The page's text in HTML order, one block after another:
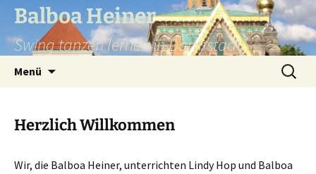
Balboa Heiner
Swing tanzen lernen in Darmstadt!
Menü
Suchen
nach:
Herzlich Willkommen
Wir, die Balboa Heiner, unterrichten Lindy Hop und Balboa